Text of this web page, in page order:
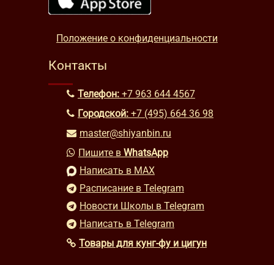
Положение о конфиденциальности
Контакты
Телефон: +7 963 644 4567
Городской: +7 (495) 664 36 98
master@shiyanbin.ru
Пишите в WhatsApp
Написать в MAX
Расписание в Telegram
Новости Школы в Telegram
Написать в Telegram
Товары для кунг-фу и цигун